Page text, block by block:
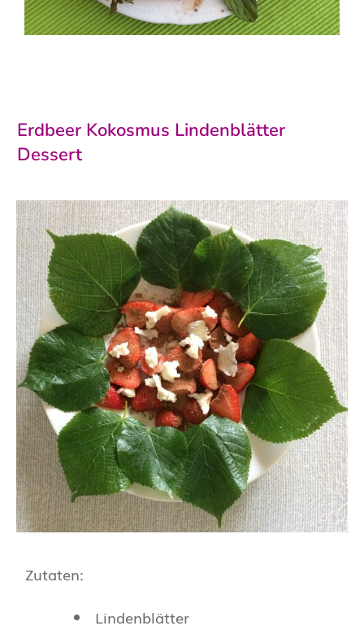
Erdbeer Kokosmus Lindenblätter
Dessert
Zutaten:
Lindenblätter